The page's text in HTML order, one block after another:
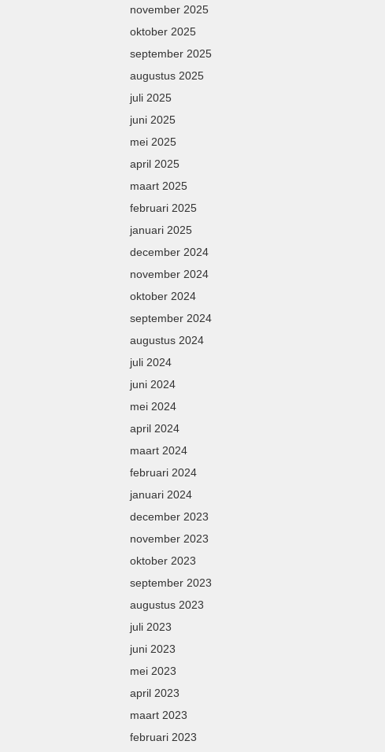
november 2025
oktober 2025
september 2025
augustus 2025
juli 2025
juni 2025
mei 2025
april 2025
maart 2025
februari 2025
januari 2025
december 2024
november 2024
oktober 2024
september 2024
augustus 2024
juli 2024
juni 2024
mei 2024
april 2024
maart 2024
februari 2024
januari 2024
december 2023
november 2023
oktober 2023
september 2023
augustus 2023
juli 2023
juni 2023
mei 2023
april 2023
maart 2023
februari 2023